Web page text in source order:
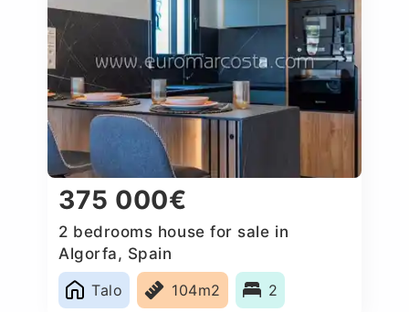
375 000€
2 bedrooms house for sale in
Algorfa, Spain
Talo
104m2 2